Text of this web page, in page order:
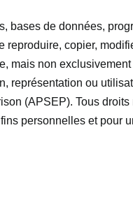
de données,
copier,
mais non
représentation ou
(APSEP). Tous droits
personnelles et pour